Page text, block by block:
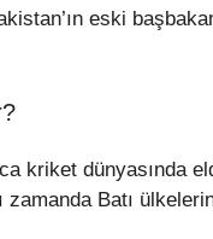
eski
kriket dünyasında
zamanda Batı